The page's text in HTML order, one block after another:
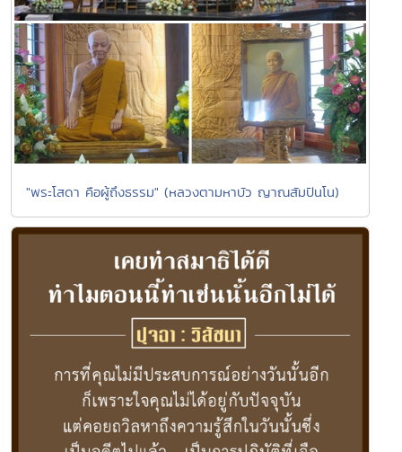
"พระโสดา คือผู้ถึงธรรม" (หลวงตามหาบัว ญาณสัมปันโน)